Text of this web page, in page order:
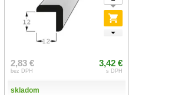
2,83 €
bez DPH
3,42 €
s DPH
skladom